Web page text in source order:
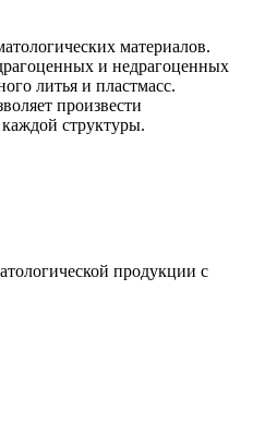
материалов.
и недрагоценных
литья и пластмасс.
произвести
структуры.
продукции с